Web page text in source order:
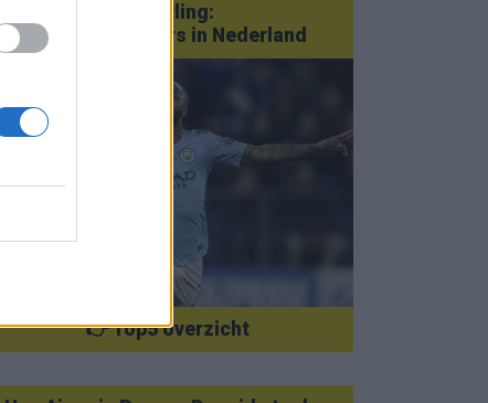
Van Götze tot Sterling:
statementtransfers in Nederland
👉 Top5 overzicht